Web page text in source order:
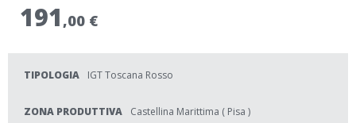
191 ,00 €
TIPOLOGIA IGT Toscana Rosso
ZONA PRODUTTIVA Castellina Marittima ( Pisa )